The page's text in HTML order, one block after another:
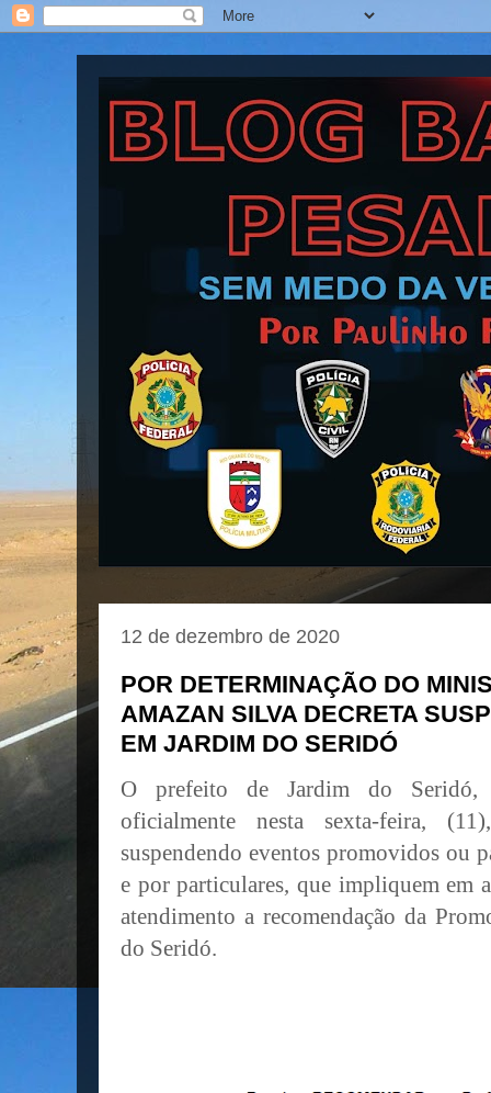
Blog Barra Pesada
12 de dezembro de 2020
POR DETERMINAÇÃO DO
AMAZAN SILVA DECRETA
EM JARDIM DO SERIDÓ
O prefeito de Jardim do Seridó,
oficialmente nesta sexta-feira,
suspendendo eventos promovidos ou
e por particulares, que impliquem em
atendimento a recomendação da
do Seridó.